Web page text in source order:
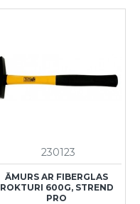
230123
ĀMURS AR FIBERGLAS
ROKTURI 600G, STREND
PRO